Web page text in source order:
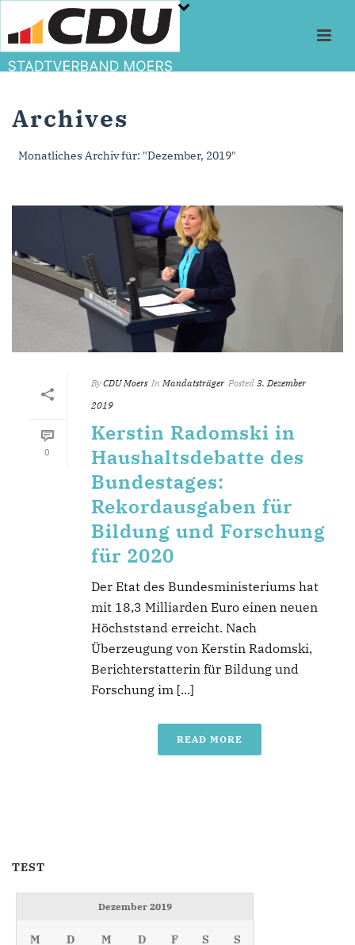
Archives
Monatliches Archiv für: "Dezember, 2019"
0
By CDU Moers In Mandatsträger Posted 3. Dezember
2019
Kerstin Radomski in
Haushaltsdebatte des
Bundestages:
Rekordausgaben für
Bildung und Forschung
für 2020
Der Etat des Bundesministeriums hat
mit 18,3 Milliarden Euro einen neuen
Höchststand erreicht. Nach
Überzeugung von Kerstin Radomski,
Berichterstatterin für Bildung und
Forschung im [...]
READ MORE
TEST
Dezember 2019
M D M D F S S